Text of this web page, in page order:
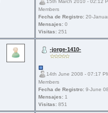
15th March 2010 - 02:12
Members
Fecha de Registro: 20-
Mensajes: 0
Visitas: 251
-jorge-1410-
14th June 2008 - 07:17
Members
Fecha de Registro: 9-June 08
Mensajes: 1
Visitas: 851